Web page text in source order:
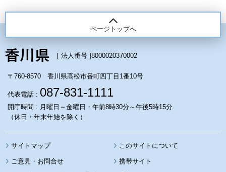
ページトップへ
[ 法人番号 ]8000020370002
〒760-8570 香川県高松市番町四丁目1番10号
代表電話 : 087-831-1111
開庁時間 : 月曜日～金曜日・午前8時30分～午後5時15分
（休日・年末年始を除く）
サイトマップ このサイトについて
携帯サイト